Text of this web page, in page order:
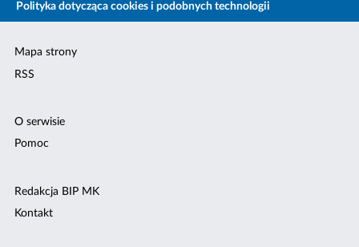
Polityka dotycząca cookies i podobnych technologii
Mapa strony
RSS
O serwisie
Pomoc
Redakcja BIP MK
Kontakt